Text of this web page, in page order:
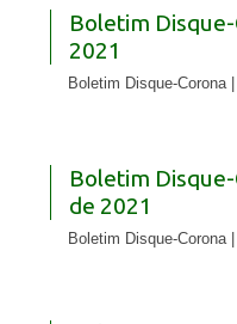
Boletim
2021
Boletim Disque-Corona
Boletim
de 2021
Boletim Disque-Corona